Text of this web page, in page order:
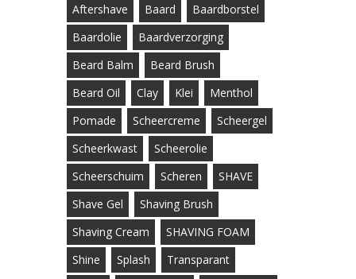
Aftershave Baard
Baardborstel
Baardolie
Baardverzorging
Beard Balm
Beard Brush
Beard Oil
Clay Klei
Menthol
Pomade
Scheercreme
Scheergel
Scheerkwast
Scheerolie
Scheerschuim
Scheren
SHAVE
Shave Gel
Shaving Brush
Shaving Cream
SHAVING FOAM
Shine
Splash
Transparant